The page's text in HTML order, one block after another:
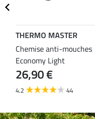
THERMO MASTER
Chemise anti-mouches
Economy Light
26,90 €
4.2 44